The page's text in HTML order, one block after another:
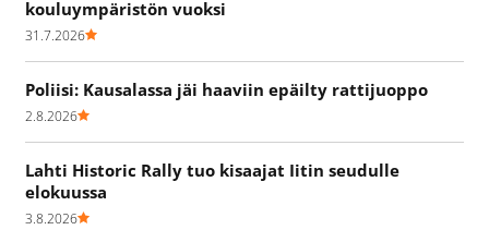
kouluympäristön vuoksi
31.7.2026
Poliisi: Kausalassa jäi haaviin epäilty rattijuoppo
2.8.2026
Lahti Historic Rally tuo kisaajat Iitin seudulle
elokuussa
3.8.2026